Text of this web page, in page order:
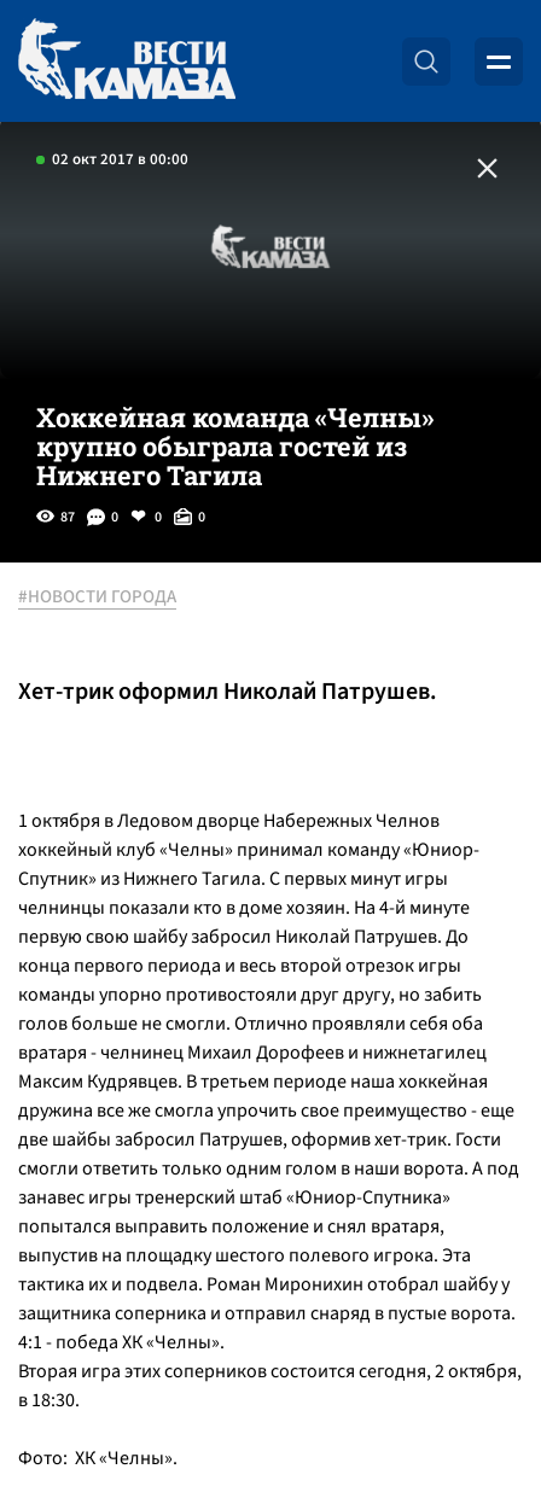
02 окт 2017 в 00:00
Хоккейная команда «Челны»
крупно обыграла гостей из
Нижнего Тагила
87 0 0 0
#НОВОСТИ ГОРОДА
Хет-трик оформил Николай Патрушев.
1 октября в Ледовом дворце Набережных Челнов
хоккейный клуб «Челны» принимал команду «Юниор-
Спутник» из Нижнего Тагила. С первых минут игры
челнинцы показали кто в доме хозяин. На 4-й минуте
первую свою шайбу забросил Николай Патрушев. До
конца первого периода и весь второй отрезок игры
команды упорно противостояли друг другу, но забить
голов больше не смогли. Отлично проявляли себя оба
вратаря - челнинец Михаил Дорофеев и нижнетагилец
Максим Кудрявцев. В третьем периоде наша хоккейная
дружина все же смогла упрочить свое преимущество - еще
две шайбы забросил Патрушев, оформив хет-трик. Гости
смогли ответить только одним голом в наши ворота. А под
занавес игры тренерский штаб «Юниор-Спутника»
попытался выправить положение и снял вратаря,
выпустив на площадку шестого полевого игрока. Эта
тактика их и подвела. Роман Миронихин отобрал шайбу у
защитника соперника и отправил снаряд в пустые ворота.
4:1 - победа ХК «Челны».
Вторая игра этих соперников состоится сегодня, 2 октября,
в 18:30.
Фото: ХК «Челны».